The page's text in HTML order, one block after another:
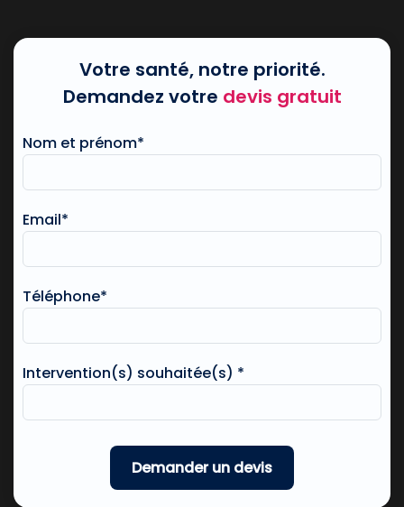
Votre santé, notre priorité.
Demandez votre devis gratuit
Nom et prénom*
Email*
Téléphone*
Intervention(s) souhaitée(s) *